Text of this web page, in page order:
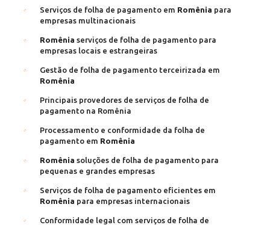
Serviços de folha de pagamento em Romênia para
empresas multinacionais
Romênia serviços de folha de pagamento para
empresas locais e estrangeiras
Gestão de folha de pagamento terceirizada em
Romênia
Principais provedores de serviços de folha de
pagamento na Romênia
Processamento e conformidade da folha de
pagamento em Romênia
Romênia soluções de folha de pagamento para
pequenas e grandes empresas
Serviços de folha de pagamento eficientes em
Romênia para empresas internacionais
Conformidade legal com serviços de folha de